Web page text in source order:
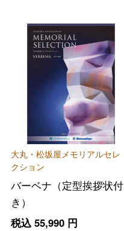
大丸・松坂屋メモリアルセレ
クション
バーベナ（定型挨拶状付
き）
税込 55,990円